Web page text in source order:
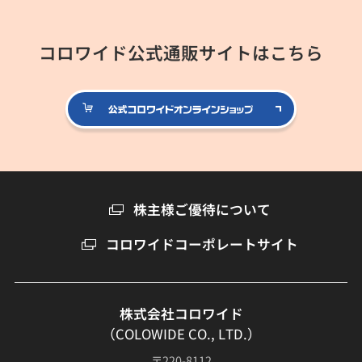
コロワイド公式通販サイトはこちら
公式コロ
株主様ご優待について
コロワイドコーポレートサイト
株式会社コロワイド
（COLOWIDE CO., LTD.）